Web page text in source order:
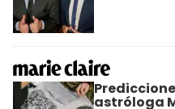
astróloga